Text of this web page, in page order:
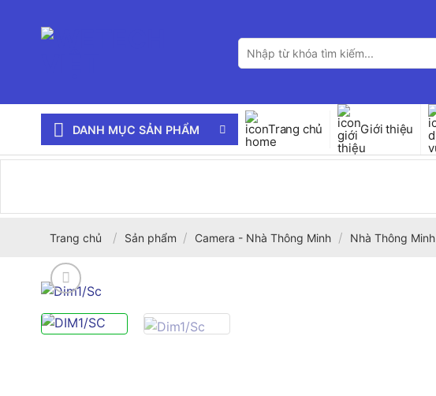
Tìm
kiếm:
DANH MỤC SẢN PHẨM Trang chủ Giới thiệu
Trang chủ / Sản phẩm / Camera - Nhà Thông Minh / Nhà Thông Minh